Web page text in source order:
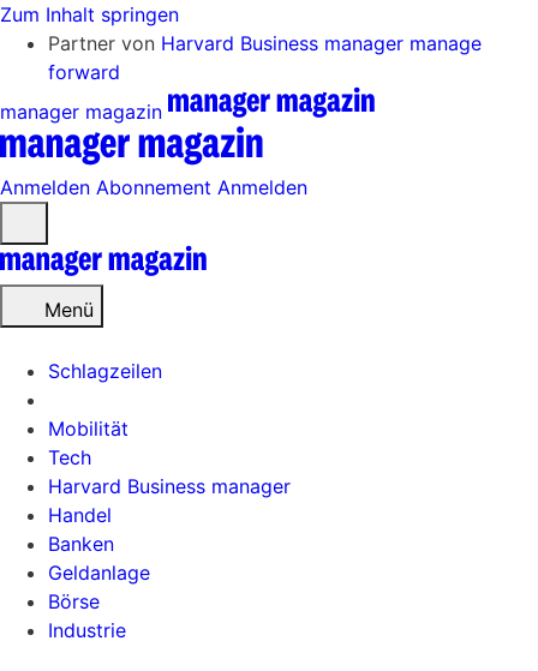
Zum Inhalt springen
Partner von Harvard Business manager manage
forward
manager magazin
Anmelden Abonnement Anmelden
öffnen
Menü
Schlagzeilen
Mobilität
Tech
Harvard Business manager
Handel
Banken
Geldanlage
Börse
Industrie